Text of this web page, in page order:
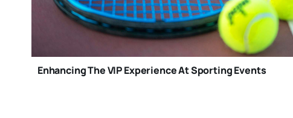
Enhancing The VIP Experience At Sporting Events